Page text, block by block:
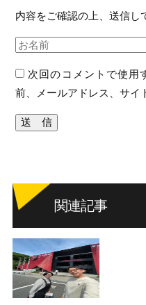
内容をご確認の上、送信し
次回のコメントで使用
前、メールアドレス、サイ
関連記事